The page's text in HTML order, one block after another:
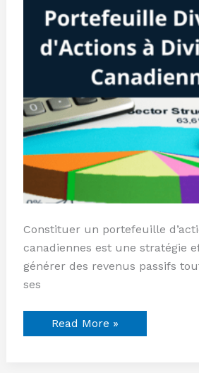
Constituer un portefeuille
canadiennes est une stratégie
générer des revenus passifs
ses
Read More »